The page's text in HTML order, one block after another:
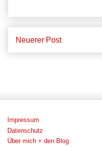
Neuerer Post
Impressum
Datenschutz
Über mich + den Blog